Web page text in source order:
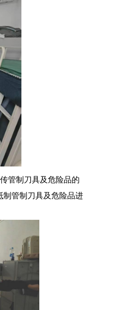
管制刀具及危险品的
制管制刀具及危险品进